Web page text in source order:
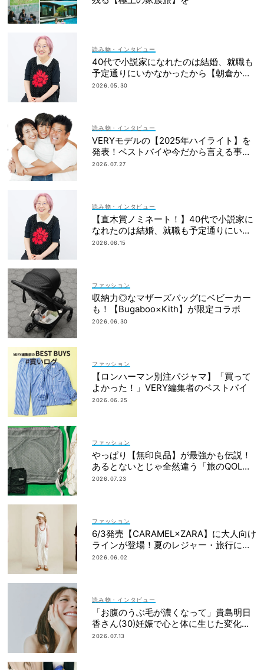
読み物・インタビュー
40代で小説家になれたのは結婚、就職も
予定通りにいかなかったから【朝倉かす
みさん】
2026.05.30
読み物・インタビュー
VERYモデルの【2025年ハイライト】を
発表！ベストバイや今だから言える事件
簿も大公開
2026.07.27
読み物・インタビュー
【直木賞ノミネート！】40代で小説家に
なれたのは結婚、就職も予定通りにいか
なかったから｜朝倉かすみさん
2026.06.15
ファッション
収納力◎なマザーズバッグにベビーカー
も！【Bugaboo×Kith】が限定コラボ
2026.06.30
ファッション
【ロンハーマン別注パジャマ】「買って
よかった！」VERY編集者のベストバイ
2026.06.25
ファッション
やっぱり【無印良品】が最強かも伝説！
あるとないとじゃ全然違う「旅のQOL爆
上げアイテム」
2026.07.23
ファッション
6/3発売【CARAMEL×ZARA】に大人向け
ラインが登場！夏のレジャー・旅行にも
おすすめ
2026.06.02
読み物・インタビュー
「お腹のうぶ毛が濃くなって」貴島明日
香さん(30)妊娠で心と体に生じた変化も
「愛しいです」
2026.07.13